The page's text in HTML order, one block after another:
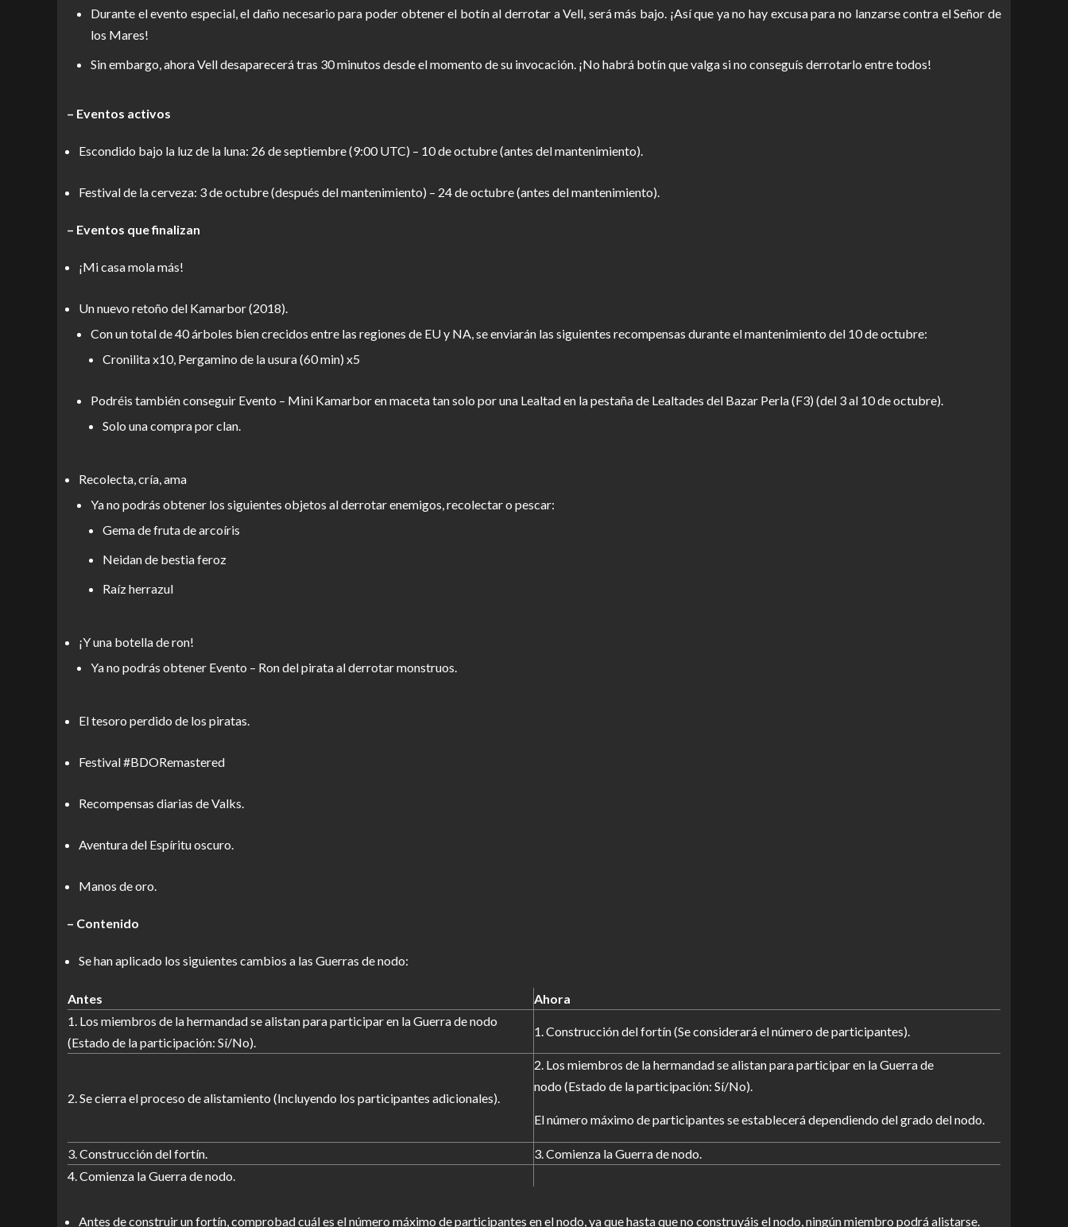
Durante el evento especial, el daño necesario para poder obtener el botín al derrotar a Vell, será más bajo. ¡Así que ya no hay excusa para no lanzarse contra el Señor de
los Mares!
Sin embargo, ahora Vell desaparecerá tras 30 minutos desde el momento de su invocación. ¡No habrá botín que valga si no conseguís derrotarlo entre todos!
– Eventos activos
Escondido bajo la luz de la luna: 26 de septiembre (9:00 UTC) – 10 de octubre (antes del mantenimiento).
Festival de la cerveza: 3 de octubre (después del mantenimiento) – 24 de octubre (antes del mantenimiento).
– Eventos que finalizan
¡Mi casa mola más!
Un nuevo retoño del Kamarbor (2018).
Con un total de 40 árboles bien crecidos entre las regiones de EU y NA, se enviarán las siguientes recompensas durante el mantenimiento del 10 de octubre:
Cronilita x10, Pergamino de la usura (60 min) x5
Podréis también conseguir Evento – Mini Kamarbor en maceta tan solo por una Lealtad en la pestaña de Lealtades del Bazar Perla (F3) (del 3 al 10 de octubre).
Solo una compra por clan.
Recolecta, cría, ama
Ya no podrás obtener los siguientes objetos al derrotar enemigos, recolectar o pescar:
Gema de fruta de arcoíris
Neidan de bestia feroz
Raíz herrazul
¡Y una botella de ron!
Ya no podrás obtener Evento – Ron del pirata al derrotar monstruos.
El tesoro perdido de los piratas.
Festival #BDORemastered
Recompensas diarias de Valks.
Aventura del Espíritu oscuro.
Manos de oro.
– Contenido
Se han aplicado los siguientes cambios a las Guerras de nodo:
Antes
Ahora
1. Los miembros de la hermandad se alistan para participar en la Guerra de nodo
(Estado de la participación: Sí/No).
1. Construcción del fortín (Se considerará el número de participantes).
2. Se cierra el proceso de alistamiento (Incluyendo los participantes adicionales).
2. Los miembros de la hermandad se alistan para participar en la Guerra de
nodo (Estado de la participación: Sí/No).
El número máximo de participantes se establecerá dependiendo del grado del nodo.
3. Construcción del fortín.
3. Comienza la Guerra de nodo.
4. Comienza la Guerra de nodo.
Antes de construir un fortín, comprobad cuál es el número máximo de participantes en el nodo, ya que hasta que no construyáis el nodo, ningún miembro podrá alistarse.